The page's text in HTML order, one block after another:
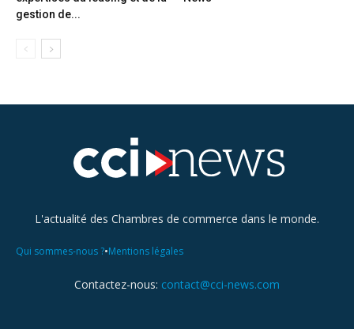
gestion de...
L'actualité des Chambres de commerce dans le monde.
Qui sommes-nous ?•Mentions légales
Contactez-nous: contact@cci-news.com